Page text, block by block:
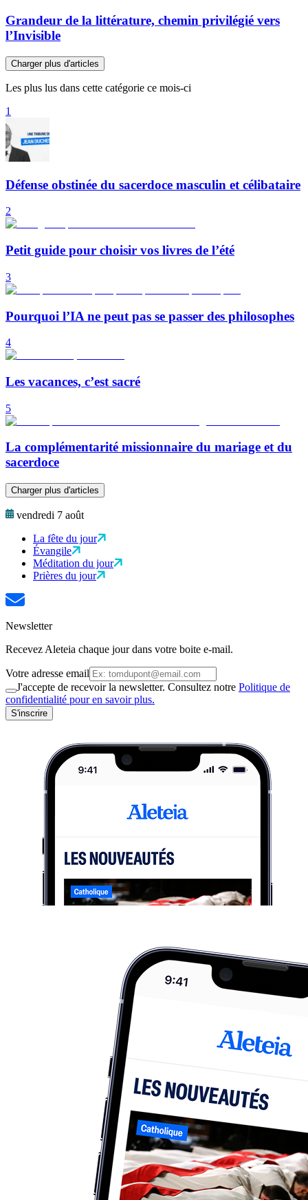
Grandeur de la littérature, chemin privilégié vers
l’Invisible
Charger plus d'articles
Les plus lus dans cette catégorie ce mois-ci
1
Défense obstinée du sacerdoce masculin et célibataire
2
Petit guide pour choisir vos livres de l’été
3
Pourquoi l’IA ne peut pas se passer des philosophes
4
Les vacances, c’est sacré
5
La complémentarité missionnaire du mariage et du
sacerdoce
Charger plus d'articles
vendredi 7 août
La fête du jour
Évangile
Méditation du jour
Prières du jour
Newsletter
Recevez Aleteia chaque jour dans votre boite e-mail.
Votre adresse email
J'accepte de recevoir la newsletter. Consultez notre Politique de
confidentialité pour en savoir plus.
S'inscrire